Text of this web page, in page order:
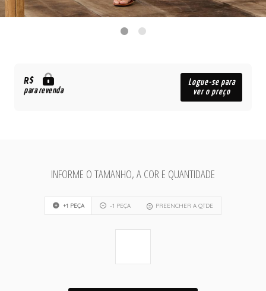
R$
para revenda
Logue-se para
ver o preço
INFORME O TAMANHO, A COR E QUANTIDADE
+1 PEÇA -1 PEÇA PREENCHER A QTDE